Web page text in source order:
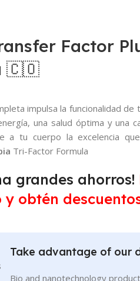
Factor
🇨🇴
impulsa la funcionalidad
una salud óptima y una
a tu cuerpo la excelencia
Tri-Factor Formula
grandes ahorros!
obtén
Take advantage of our
Bio and nanotechnology